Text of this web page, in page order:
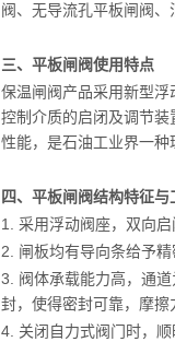
阀、无导流孔平板闸阀、
三、平板闸阀使用特点
保温闸阀产品采用新型
控制介质的启闭及调节
性能，是石油工业界一种
四、平板闸阀结构特征与
1. 采用浮动阀座，双向启
2. 闸板均有导向条给予精
3. 阀体承载能力高，通
封，使得密封可靠，摩擦
4. 关闭自力式阀门时，
Z41H锻钢法兰闸阀